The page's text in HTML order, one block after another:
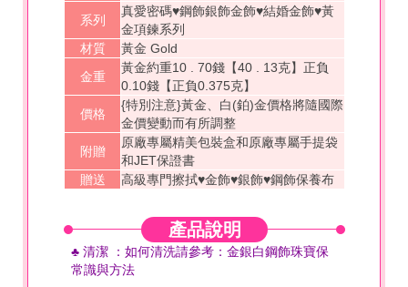
系列
真愛密碼♥鋼飾銀飾金飾♥結婚金飾♥黃
金項鍊系列
材質
黃金 Gold
金重
黃金約重10 . 70錢【40 . 13克】正負
0.10錢【正負0.375克】
價格
{特別注意}黃金、白(鉑)金價格將隨國際
金價變動而有所調整
附贈
原廠專屬精美包裝盒和原廠專屬手提袋
和JET保證書
贈送
高級專門擦拭♥金飾♥銀飾♥鋼飾保養布
產品說明
♣ 清潔 ：如何清洗請參考 ：金銀白鋼飾珠寶保
常識與方法